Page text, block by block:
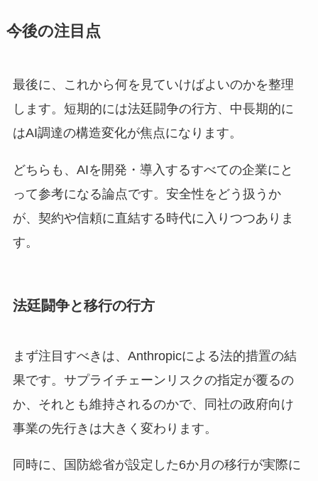
今後の注目点
最後に、これから何を見ていけばよいのかを整理
します。短期的には法廷闘争の行方、中長期的に
はAI調達の構造変化が焦点になります。
どちらも、AIを開発・導入するすべての企業にと
って参考になる論点です。安全性をどう扱うか
が、契約や信頼に直結する時代に入りつつありま
す。
法廷闘争と移行の行方
まず注目すべきは、Anthropicによる法的措置の結
果です。サプライチェーンリスクの指定が覆るの
か、それとも維持されるのかで、同社の政府向け
事業の先行きは大きく変わります。
同時に、国防総省が設定した6か月の移行が実際に